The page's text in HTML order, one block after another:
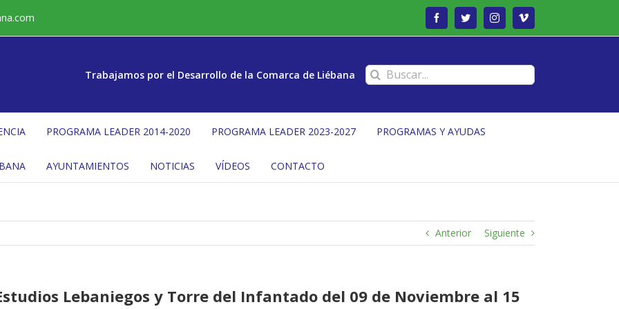
FacebookTwitterInstagramVimeo
Trabajamos por el Desarrollo de la Comarca de Liébana Buscar:
PROGRAMA LEADER 2014-2020 PROGRAMA LEADER 2023-2027 PROGRAMAS Y AYUDAS
AYUNTAMIENTOS NOTICIAS VÍDEOS CONTACTO
Anterior Siguiente
Lebaniegos y Torre del Infantado del 09 de Noviembre al 15